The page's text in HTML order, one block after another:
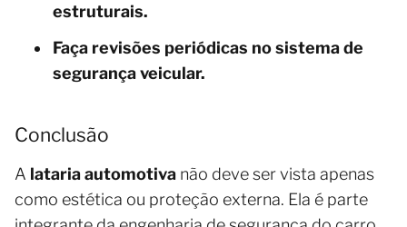
estruturais.
Faça revisões periódicas no sistema de
segurança veicular.
Conclusão
A lataria automotiva não deve ser vista apenas
como estética ou proteção externa. Ela é parte